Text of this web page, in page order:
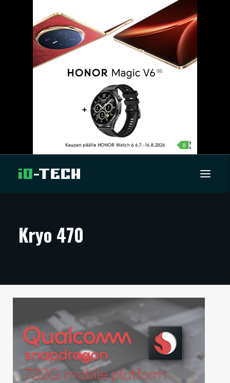
ARTIKKELIT
TECHBBS
HINTA.FI
KAUPPA
VAIHDA TEEMA
Kryo 470